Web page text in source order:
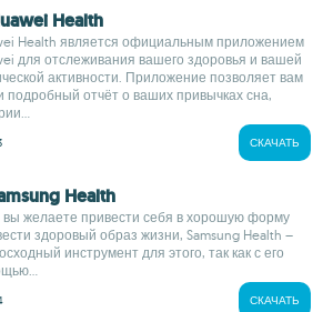
Health
Health является официальным приложением
для отслеживания вашего здоровья и вашей
активности. Приложение позволяет вам
подробный отчёт о ваших привычках сна,
СКАЧАТЬ
Health
вы желаете привести себя в хорошую форму
здоровый образ жизни, Samsung Health –
инструмент для этого, так как с его
СКАЧАТЬ